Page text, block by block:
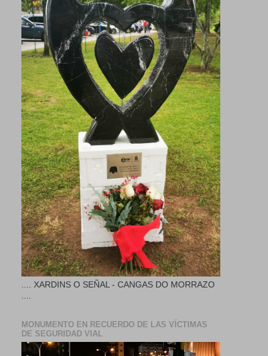
.... XARDINS O SEÑAL - CANGAS DO MORRAZO
MONUMENTO EN RECUERDO DE LAS VÍCTIMAS
DE SEGURIDAD VIAL